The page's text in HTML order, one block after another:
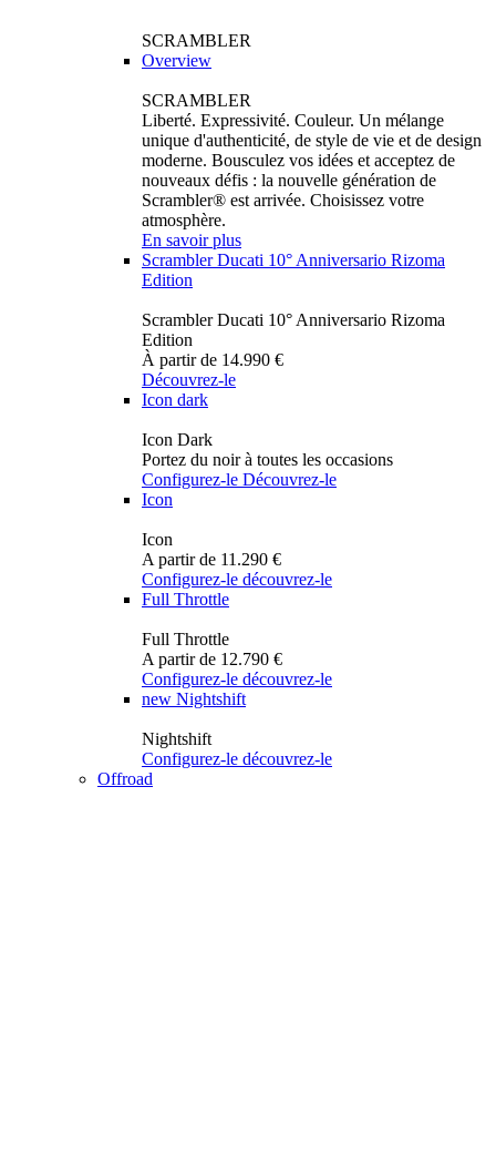
SCRAMBLER
Overview
SCRAMBLER
Liberté. Expressivité. Couleur. Un mélange
unique d'authenticité, de style de vie et de design
moderne. Bousculez vos idées et acceptez de
nouveaux défis : la nouvelle génération de
Scrambler® est arrivée. Choisissez votre
atmosphère.
En savoir plus
Scrambler Ducati 10° Anniversario Rizoma
Edition
Scrambler Ducati 10° Anniversario Rizoma
Edition
À partir de 14.990 €
Découvrez-le
Icon dark
Icon Dark
Portez du noir à toutes les occasions
Configurez-le Découvrez-le
Icon
Icon
A partir de 11.290 €
Configurez-le découvrez-le
Full Throttle
Full Throttle
A partir de 12.790 €
Configurez-le découvrez-le
new Nightshift
Nightshift
Configurez-le découvrez-le
Offroad